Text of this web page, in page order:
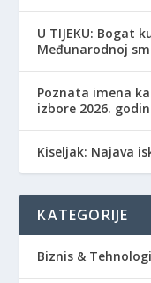
​U TIJEKU: Bogat
Međunarodnoj
Poznata imena
izbore 2026.
Kiseljak: Najava
KATEGORIJE
Biznis &